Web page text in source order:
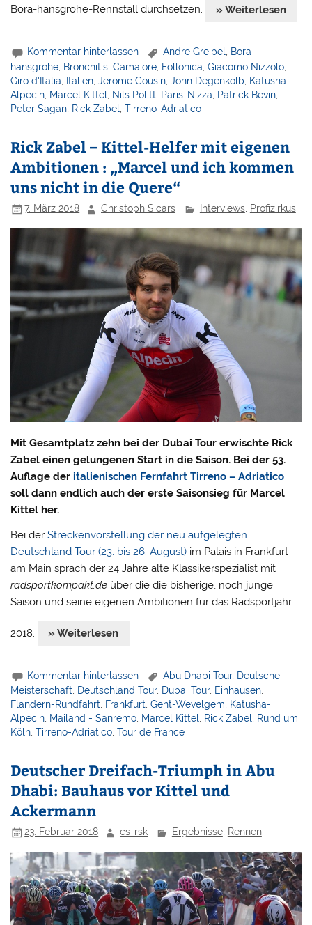
Bora-hansgrohe-Rennstall durchsetzen. » Weiterlesen
Kommentar hinterlassen Andre Greipel, Bora-
hansgrohe Bronchitis ,Camaiore Follonica ,Giacomo Nizzolo
Giro d'Italia
Italien ,Jerome Cousin ,John Degenkolb
Katusha-
Alpecin Marcel Kittel Nils Politt Paris-Nizza Patrick Bevin
Peter Sagan Rick Zabel ,Tirreno-Adriatico
Rick Zabel – Kittel-Helfer mit eigenen
Ambitionen : „Marcel und ich kommen
uns nicht in die Quere“
7. März 2018 Christoph Sicars Interviews, Profizirkus
Mit Gesamtplatz zehn bei der Dubai Tour erwischte Rick
Zabel einen gelungenen Start in die Saison. Bei der 53.
Auflage der italienischen Fernfahrt Tirreno – Adriatico
soll dann endlich auch der erste Saisonsieg für Marcel
Kittel her.
Bei derStreckenvorstellung der neu aufgelegten
Deutschland Tour (23. bis 26. August) im Palais in Frankfurt
am Main sprach der 24 Jahre alte Klassikerspezialist mit
radsportkompakt.de über die die bisherige, noch junge
Saison und seine eigenen Ambitionen für das Radsportjahr
2018. » Weiterlesen
Kommentar hinterlassen Abu Dhabi Tour, Deutsche
Meisterschaft
Deutschland Tour, Dubai Tour, Einhausen
Flandern-Rundfahrt
Frankfurt ,Gent-Wevelgem
Katusha-
Alpecin Mailand - Sanremo Marcel Kittel Rick Zabel
Rund um
Köln ,Tirreno-Adriatico ,Tour de France
Deutscher Dreifach-Triumph in Abu
Dhabi: Bauhaus vor Kittel und
Ackermann
23. Februar 2018 cs-rsk Ergebnisse, Rennen